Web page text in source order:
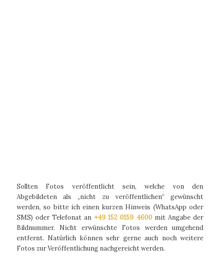
Sollten Fotos veröffentlicht sein, welche von den
Abgebildeten als „nicht zu veröffentlichen“ gewünscht
werden, so bitte ich einen kurzen Hinweis (WhatsApp oder
SMS) oder Telefonat an +49 152 0159 4600mit Angabe der
Bildnummer. Nicht erwünschte Fotos werden umgehend
entfernt. Natürlich können sehr gerne auch noch weitere
Fotos zur Veröffentlichung nachgereicht werden.